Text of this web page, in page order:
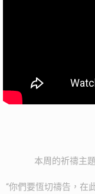
本周的祈禱主
‭‭“你們要恆切禱告，在